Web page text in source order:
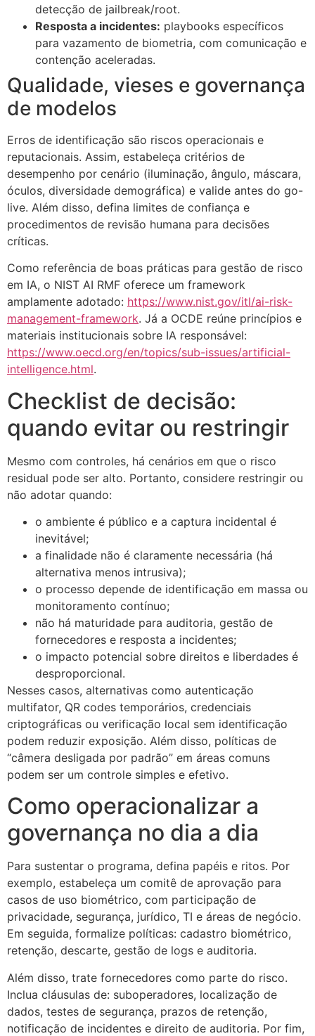
detecção de jailbreak/root.
Resposta a incidentes: playbooks específicos
para vazamento de biometria, com comunicação e
contenção aceleradas.
Qualidade, vieses e governança
de modelos
Erros de identificação são riscos operacionais e
reputacionais. Assim, estabeleça critérios de
desempenho por cenário (iluminação, ângulo, máscara,
óculos, diversidade demográfica) e valide antes do go-
live. Além disso, defina limites de confiança e
procedimentos de revisão humana para decisões
críticas.
Como referência de boas práticas para gestão de risco
em IA, o NIST AI RMF oferece um framework
amplamente adotado: https://www.nist.gov/itl/ai-risk-
management-framework. Já a OCDE reúne princípios e
materiais institucionais sobre IA responsável:
https://www.oecd.org/en/topics/sub-issues/artificial-
intelligence.html.
Checklist de decisão:
quando evitar ou restringir
Mesmo com controles, há cenários em que o risco
residual pode ser alto. Portanto, considere restringir ou
não adotar quando:
o ambiente é público e a captura incidental é
inevitável;
a finalidade não é claramente necessária (há
alternativa menos intrusiva);
o processo depende de identificação em massa ou
monitoramento contínuo;
não há maturidade para auditoria, gestão de
fornecedores e resposta a incidentes;
o impacto potencial sobre direitos e liberdades é
desproporcional.
Nesses casos, alternativas como autenticação
multifator, QR codes temporários, credenciais
criptográficas ou verificação local sem identificação
podem reduzir exposição. Além disso, políticas de
“câmera desligada por padrão” em áreas comuns
podem ser um controle simples e efetivo.
Como operacionalizar a
governança no dia a dia
Para sustentar o programa, defina papéis e ritos. Por
exemplo, estabeleça um comitê de aprovação para
casos de uso biométrico, com participação de
privacidade, segurança, jurídico, TI e áreas de negócio.
Em seguida, formalize políticas: cadastro biométrico,
retenção, descarte, gestão de logs e auditoria.
Além disso, trate fornecedores como parte do risco.
Inclua cláusulas de: suboperadores, localização de
dados, testes de segurança, prazos de retenção,
notificação de incidentes e direito de auditoria. Por fim,